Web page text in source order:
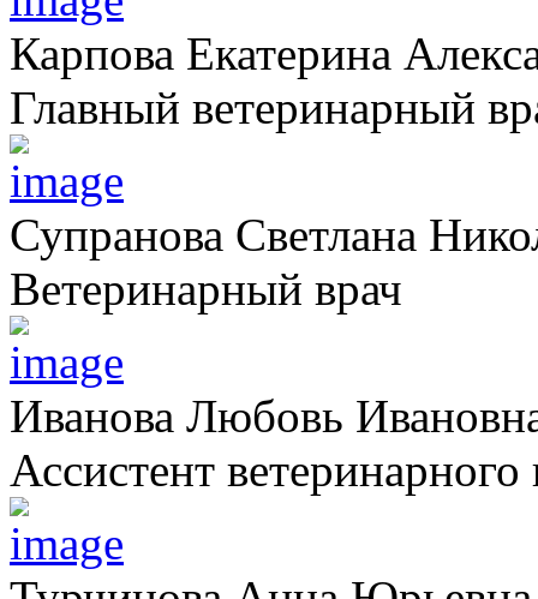
Карпова Екатерина
Главный ветеринарный
Супранова Светлана
Ветеринарный врач
Иванова Любовь
Ассистент ветеринарного